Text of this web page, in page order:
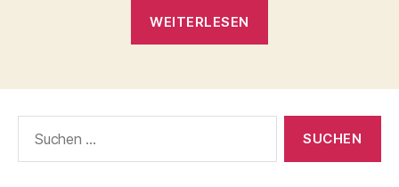
WEITERLESEN
nach: